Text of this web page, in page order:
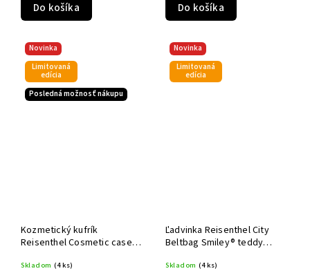
Do košíka Do košíka
Novinka
Limitovaná
edícia
Posledná možnosť nákupu
Kozmetický kufrík
Reisenthel Cosmetic case
Skladom (4 ks)
Novinka
Limitovaná
edícia
Ľadvinka Reisenthel City
Beltbag Smiley® teddy
Skladom (4 ks)